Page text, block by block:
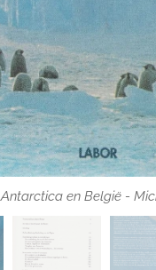
Antarctica en België -
Antarctica en België -
Antarctica en België -